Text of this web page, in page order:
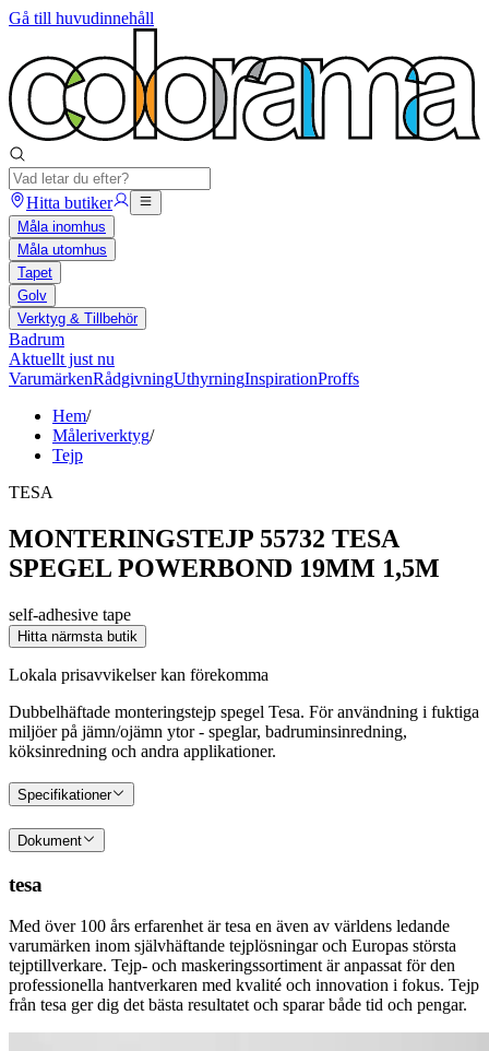
Gå till huvudinnehåll
Hitta butiker
Måla inomhus
Måla utomhus
Tapet
Golv
Verktyg & Tillbehör
Badrum
Aktuellt just nu
VarumärkenRådgivningUthyrningInspirationProffs
Hem/
Måleriverktyg/
Tejp
TESA
MONTERINGSTEJP 55732 TESA
SPEGEL POWERBOND 19MM 1,5M
self-adhesive tape
Hitta närmsta butik
Lokala prisavvikelser kan förekomma
Dubbelhäftade monteringstejp spegel Tesa. För användning i fuktiga
miljöer på jämn/ojämn ytor - speglar, badruminsinredning,
köksinredning och andra applikationer.
Specifikationer
Dokument
tesa
Med över 100 års erfarenhet är tesa en även av världens ledande
varumärken inom självhäftande tejplösningar och Europas största
tejptillverkare. Tejp- och maskeringssortiment är anpassat för den
professionella hantverkaren med kvalité och innovation i fokus. Tejp
från tesa ger dig det bästa resultatet och sparar både tid och pengar.